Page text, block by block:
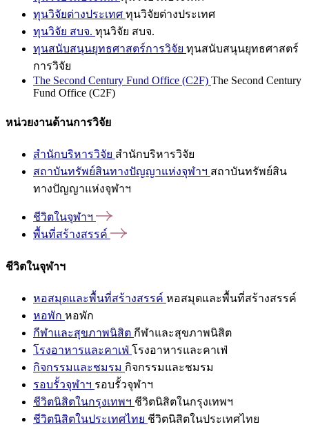
ทุนวิจัยต่างประเทศ ทุนวิจัยต่างประเทศ
ทุนวิจัย สบจ. ทุนวิจัย สบจ.
ทุนสนับสนุนยุทธศาสตร์การวิจัย ทุนสนับสนุนยุทธศาสตร์
การวิจัย
The Second Century Fund Office (C2F) The Second Century
Fund Office (C2F)
หน่วยงานด้านการวิจัย
สำนักบริหารวิจัย สำนักบริหารวิจัย
สถาบันทรัพย์สินทางปัญญาแห่งจุฬาฯ สถาบันทรัพย์สิน
ทางปัญญาแห่งจุฬาฯ
ชีวิตในจุฬาฯ
พื้นที่สร้างสรรค์
ชีวิตในจุฬาฯ
หอสมุดและพื้นที่สร้างสรรค์ หอสมุดและพื้นที่สร้างสรรค์
หอพัก หอพัก
กีฬาและสุขภาพนิสิต กีฬาและสุขภาพนิสิต
โรงอาหารและคาเฟ่ โรงอาหารและคาเฟ่
กิจกรรมและชมรม กิจกรรมและชมรม
รอบรั้วจุฬาฯ รอบรั้วจุฬาฯ
ชีวิตนิสิตในกรุงเทพฯ ชีวิตนิสิตในกรุงเทพฯ
ชีวิตนิสิตในประเทศไทย ชีวิตนิสิตในประเทศไทย